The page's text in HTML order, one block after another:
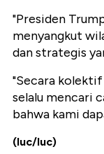
"Presiden
menyangkut
dan strategis
"Secara kolektif
selalu mencari
bahwa kami
(luc/luc)